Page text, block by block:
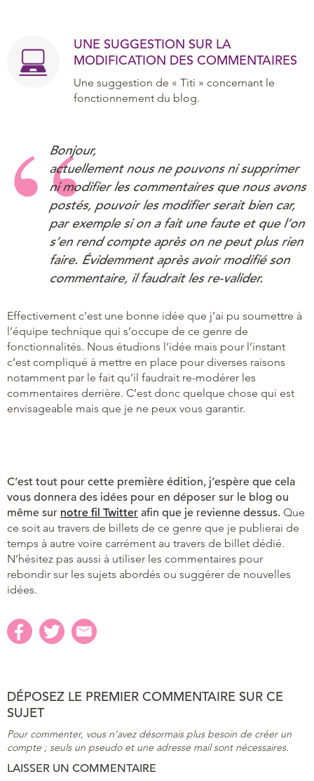
UNE SUGGESTION SUR LA
MODIFICATION DES COMMENTAIRES
Une suggestion de « Titi » concernant le
fonctionnement du blog.
Bonjour,
actuellement nous ne pouvons ni supprimer
ni modifier les commentaires que nous avons
postés, pouvoir les modifier serait bien car,
par exemple si on a fait une faute et que l’on
s’en rend compte après on ne peut plus rien
faire. Évidemment après avoir modifié son
commentaire, il faudrait les re-valider.
Effectivement c’est une bonne idée que j’ai pu soumettre à
l’équipe technique qui s’occupe de ce genre de
fonctionnalités. Nous étudions l’idée mais pour l’instant
c’est compliqué à mettre en place pour diverses raisons
notamment par le fait qu’il faudrait re-modérer les
commentaires derrière. C’est donc quelque chose qui est
envisageable mais que je ne peux vous garantir.
C’est tout pour cette première édition, j’espère que cela
vous donnera des idées pour en déposer sur le blog ou
même sur notre fil Twitter afin que je revienne dessus. Que
ce soit au travers de billets de ce genre que je publierai de
temps à autre voire carrément au travers de billet dédié.
N’hésitez pas aussi à utiliser les commentaires pour
rebondir sur les sujets abordés ou suggérer de nouvelles
idées.
DÉPOSEZ LE PREMIER COMMENTAIRE SUR CE
SUJET
Pour commenter, vous n’avez désormais plus besoin de créer un
compte ; seuls un pseudo et une adresse mail sont nécessaires.
LAISSER UN COMMENTAIRE